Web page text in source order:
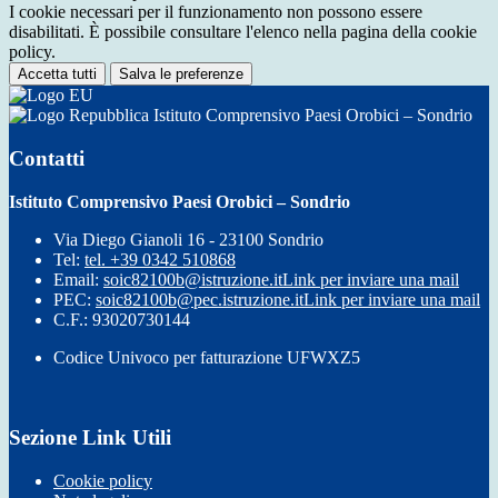
I cookie necessari per il funzionamento non possono essere
disabilitati. È possibile consultare l'elenco nella pagina della cookie
policy.
Accetta tutti Salva le preferenze
Istituto Comprensivo Paesi Orobici – Sondrio
Contatti
Istituto Comprensivo Paesi Orobici – Sondrio
Via Diego Gianoli 16 - 23100 Sondrio
Tel: tel. +39 0342 510868
Email: soic82100b@istruzione.itLink per inviare una mail
PEC: soic82100b@pec.istruzione.itLink per inviare una mail
C.F.: 93020730144
Codice Univoco per fatturazione UFWXZ5
Sezione Link Utili
Cookie policy